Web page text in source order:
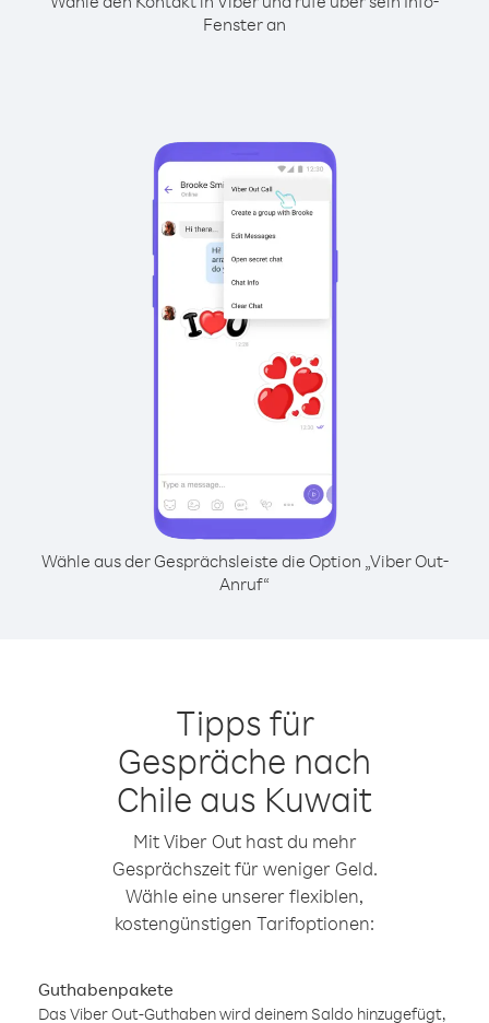
Fenster an
Wähle aus der Gesprächsleiste die Option „Viber Out-
Anruf“
Tipps für
Gespräche nach
Chile aus Kuwait
Mit Viber Out hast du mehr
Gesprächszeit für weniger Geld.
Wähle eine unserer flexiblen,
kostengünstigen Tarifoptionen:
Guthabenpakete
Das Viber Out-Guthaben wird deinem Saldo hinzugefügt,